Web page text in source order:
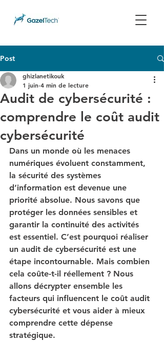
Post
Audit de cybersécurité :
comprendre le coût audit
cybersécurité
ghizlanetikouk
1 juin 4 min de lecture
Dans un monde où les menaces
numériques évoluent constamment,
la sécurité des systèmes
d’information est devenue une
priorité absolue. Nous savons que
protéger les données sensibles et
garantir la continuité des activités
est essentiel. C’est pourquoi réaliser
un audit de cybersécurité est une
étape incontournable. Mais combien
cela coûte-t-il réellement ? Nous
allons décrypter ensemble les
facteurs qui influencent le coût audit
cybersécurité et vous aider à mieux
comprendre cette dépense
stratégique.